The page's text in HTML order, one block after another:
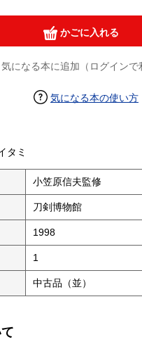
かごに入れる
気になる本に追加（ログインで
気になる本の使い方
タミ
小笠原信夫監修
刀剣博物館
1998
1
中古品（並）